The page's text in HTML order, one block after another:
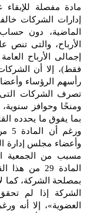
مادة مفصلة
إدارات الشركات
إجمالى الأرباح
فقط)، إلا أن
وأعضاء مجلس إدارة
مسبب من الجمعية
المادة 29
بمصلحة الشركة، كما
الشركة إذا لم
العضوية»، إلا أنه